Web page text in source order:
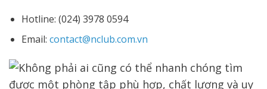
Hotline: (024) 3978 0594
Email: contact@nclub.com.vn